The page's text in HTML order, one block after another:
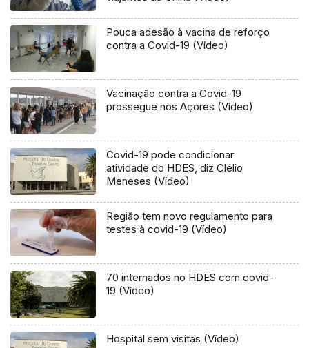
Pouca adesão à vacina de reforço
contra a Covid-19 (Vídeo)
Vacinação contra a Covid-19
prossegue nos Açores (Vídeo)
Covid-19 pode condicionar
atividade do HDES, diz Clélio
Meneses (Vídeo)
Região tem novo regulamento para
testes à covid-19 (Vídeo)
70 internados no HDES com covid-
19 (Vídeo)
Hospital sem visitas (Vídeo)